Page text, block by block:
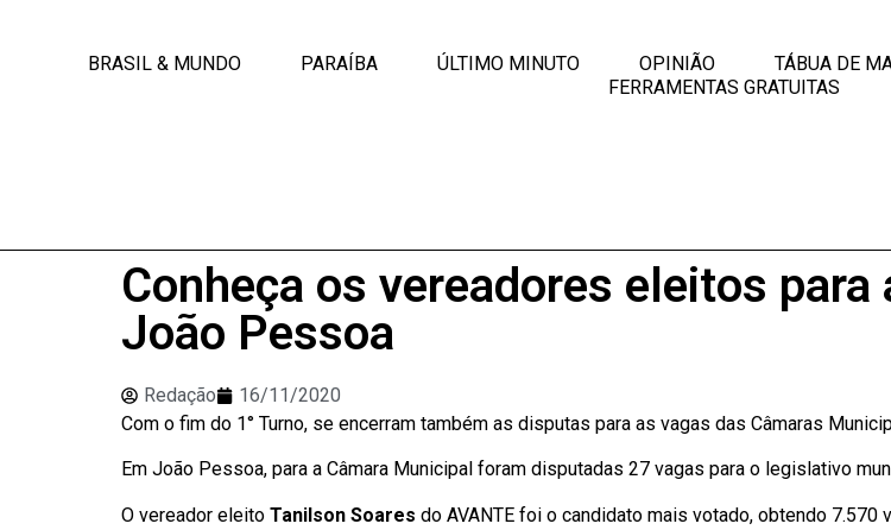
BRASIL & MUNDO PARAÍBA ÚLTIMO MINUTO OPINIÃO
TÁBUA DE
FERRAMENTAS GRATUITAS
Conheça os vereadores eleitos
João Pessoa
Redação
16/11/2020
Com o fim do 1° Turno, se encerram também as disputas para as vagas das Câmaras
Em João Pessoa, para a Câmara Municipal foram disputadas 27 vagas para o legislativo
O vereador eleito Tanilson Soares do AVANTE foi o candidato mais votado, obtendo 7.570